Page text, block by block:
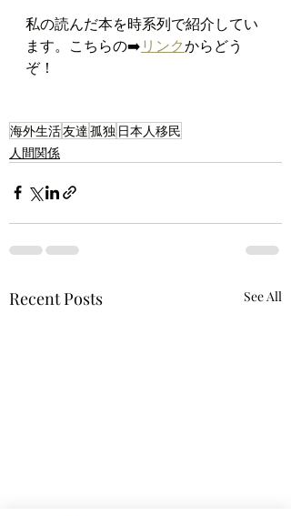
私の読んだ本を時系列で紹介してい
ます。こちらの➡️リンクからどう
ぞ！
海外生活友達孤独 日本人移民
人間関係
Recent Posts See All